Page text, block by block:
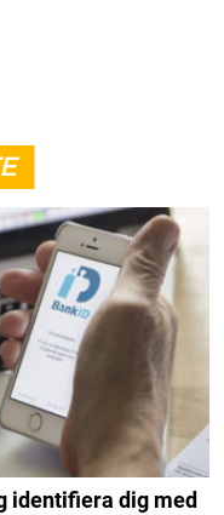
identifiera dig med